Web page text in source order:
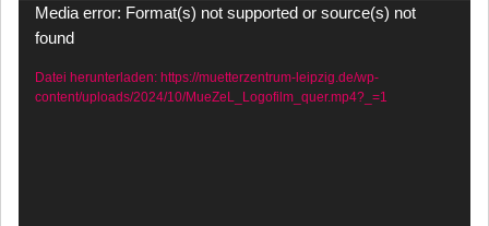
Video-
Player
Media error: Format(s) not supported or source(s) not
found
Datei herunterladen: https://muetterzentrum-leipzig.de/wp-
content/uploads/2024/10/MueZeL_Logofilm_quer.mp4?_=1